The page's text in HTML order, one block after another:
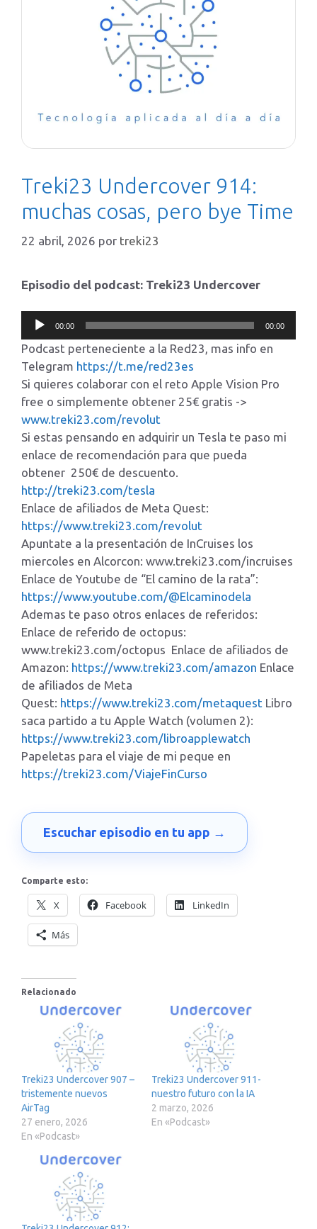
Treki23 Undercover 914:
muchas cosas, pero bye Time
22 abril, 2026 por treki23
Episodio del podcast: Treki23 Undercover
Reproductor
de
audio
00:00 00:00
Podcast perteneciente a la Red23, mas info en
Telegram https://t.me/red23es
Si quieres colaborar con el reto Apple Vision Pro
free o simplemente obtener 25€ gratis ->
www.treki23.com/revolut
Si estas pensando en adquirir un Tesla te paso mi
enlace de recomendación para que pueda
obtener 250€ de descuento.
http://treki23.com/tesla
Enlace de afiliados de Meta Quest:
https://www.treki23.com/revolut
Apuntate a la presentación de InCruises los
miercoles en Alcorcon: www.treki23.com/incruises
Enlace de Youtube de “El camino de la rata”:
https://www.youtube.com/@Elcaminodela
Ademas te paso otros enlaces de referidos:
Enlace de referido de octopus:
www.treki23.com/octopus Enlace de afiliados de
Amazon: https://www.treki23.com/amazon Enlace
de afiliados de Meta
Quest: https://www.treki23.com/metaquest Libro
saca partido a tu Apple Watch (volumen 2):
https://www.treki23.com/libroapplewatch
Papeletas para el viaje de mi peque en
https://treki23.com/ViajeFinCurso
Escuchar episodio en tu app →
Comparte esto:
X Facebook LinkedIn
Más
Relacionado
Treki23 Undercover 907 –
tristemente nuevos
AirTag
27 enero, 2026
En «Podcast»
Treki23 Undercover 911-
nuestro futuro con la IA
2 marzo, 2026
En «Podcast»